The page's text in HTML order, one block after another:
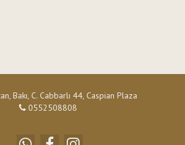
Bakı, C. Cabbarlı 44, Caspian Plaza
0552508808